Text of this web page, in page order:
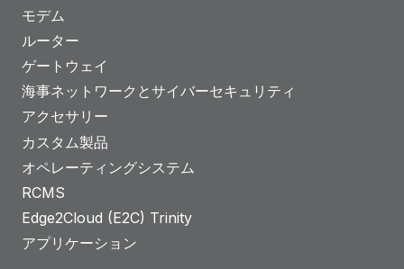
モデム
ルーター
ゲートウェイ
海事ネットワークとサイバーセキュリティ
アクセサリー
カスタム製品
オペレーティングシステム
RCMS
Edge2Cloud (E2C) Trinity
アプリケーション